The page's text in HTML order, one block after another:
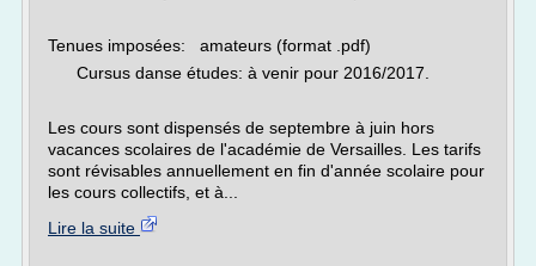
Tenues imposées: amateurs (format .pdf)
Cursus danse études: à venir pour 2016/2017.
Les cours sont dispensés de septembre à juin hors
vacances scolaires de l'académie de Versailles. Les tarifs
sont révisables annuellement en fin d'année scolaire pour
les cours collectifs, et à...
Lire la suite